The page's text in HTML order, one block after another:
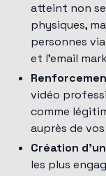
atteint non
physiques,
personnes
et l'email
vidéo
comme
auprès de
Création
les plus